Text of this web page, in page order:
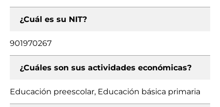
¿Cuál es su NIT?
901970267
¿Cuáles son sus actividades económicas?
Educación preescolar, Educación básica primaria